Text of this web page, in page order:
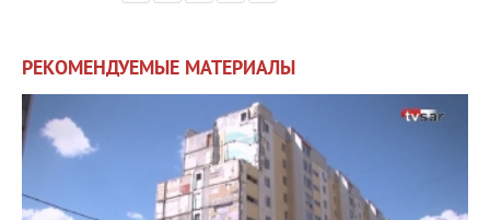
РЕКОМЕНДУЕМЫЕ МАТЕРИАЛЫ